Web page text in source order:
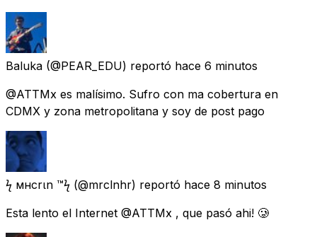
Baluka (@PEAR_EDU) reportó hace 6 minutos
@ATTMx es malísimo. Sufro con ma cobertura en
CDMX y zona metropolitana y soy de post pago
ϟ мнcrιn ™ϟ (@mrclnhr) reportó hace 8 minutos
Esta lento el Internet @ATTMx , que pasó ahi! 🥲